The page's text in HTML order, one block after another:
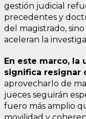
gestión judicial
precedentes y
del magistrado,
aceleran la
En este marco, la
significa resignar
aprovecharlo de
jueces seguirán
fuero más amplio
movilidad y